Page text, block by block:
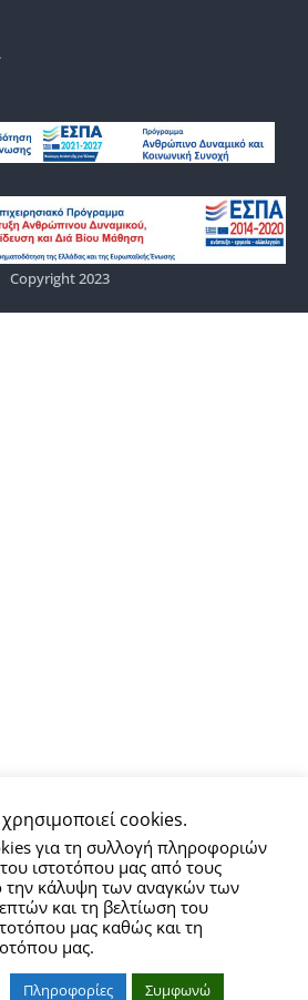
Copyright 2023
cookies.
για τη συλλογή πληροφοριών
ιστοτόπου μας από τους
την κάλυψη των αναγκών των
και τη βελτίωση του
μας καθώς και τη
μας.
Πληροφορίες Συμφωνώ